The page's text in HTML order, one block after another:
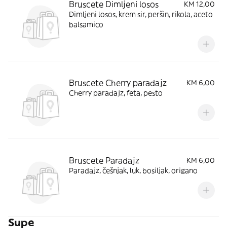
Bruscete Dimljeni losos
KM 12,00
Dimljeni losos, krem sir, peršin, rikola, aceto
balsamico
Bruscete Cherry paradajz
KM 6,00
Cherry paradajz, feta, pesto
Bruscete Paradajz
KM 6,00
Paradajz, češnjak, luk, bosiljak, origano
Supe